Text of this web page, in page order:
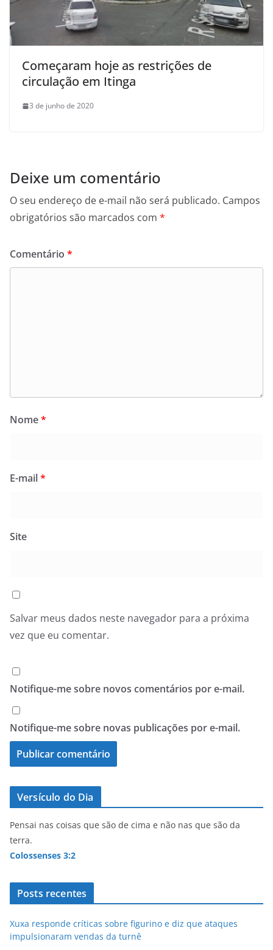
Começaram hoje as restrições de
circulação em Itinga
3 de junho de 2020
Deixe um comentário
O seu endereço de e-mail não será publicado. Campos
obrigatórios são marcados com *
Comentário *
Nome*
E-mail*
Site
Salvar meus dados neste navegador para a próxima
vez que eu comentar.
Notifique-me sobre novos comentários por e-mail.
Notifique-me sobre novas publicações por e-mail.
Versículo do Dia
Pensai nas coisas que são de cima e não nas que são da
terra.
Colossenses 3:2
Posts recentes
Xuxa responde críticas sobre figurino e diz que ataques
impulsionaram vendas da turnê